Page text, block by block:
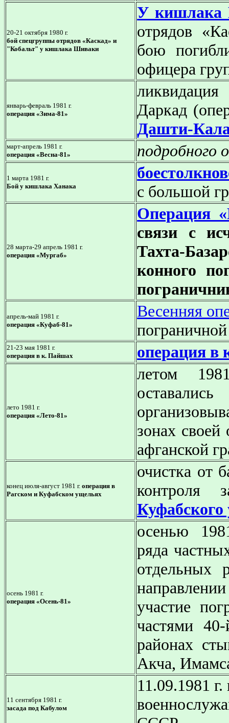
20-21 октября 1980 г.
бой спецгруппы отрядов «Каскад» и
"Кобальт" у кишлака Шиваки
У кишлака
отрядов
бою
офицера
январь-февраль 1981 г.
операция «Зима-81»
Даркад
Дашти-
март-апрель 1981 г.
операция «Весна-81»
подробного
1 марта 1981 г.
Бой у кишлака Ханака
с большой
28 марта-29 апрель 1981 г.
операция «Мургаб»
Операция
связи с
Тахта-
конного
апрель-май 1981 г.
операция «Куфаб-81»
Весенняя
21-23 мая 1981 г.
операция в к. Пайшах
операция в
лето 1981 г.
операция «Лето-81»
летом
зонах своей
афганской
конец июля-август 1981 г. операция в
Рагском и Куфабском ущельях
очистка от
контроля
осень 1981 г.
операция «Осень-81»
осенью
ряда
отдельных
участие
частями
районах
Акча,
11 сентября 1981 г.
засада под Кабулом
11.09.1981